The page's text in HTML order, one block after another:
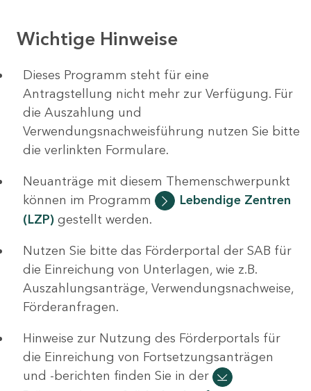
Wichtige Hinweise
Dieses Programm steht für eine
Antragstellung nicht mehr zur Verfügung. Für
die Auszahlung und
Verwendungsnachweisführung nutzen Sie bitte
die verlinkten Formulare.
Neuanträge mit diesem Themenschwerpunkt
können im Programm
Lebendige Zentren
(LZP) gestellt werden.
Nutzen Sie bitte das Förderportal der SAB für
die Einreichung von Unterlagen, wie z.B.
Auszahlungsanträge, Verwendungsnachweise,
Förderanfragen.
Hinweise zur Nutzung des Förderportals für
die Einreichung von Fortsetzungsanträgen
und -berichten finden Sie in der